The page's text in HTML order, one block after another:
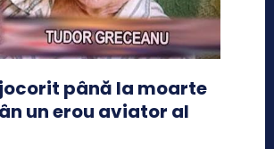
până la moarte
un erou aviator al